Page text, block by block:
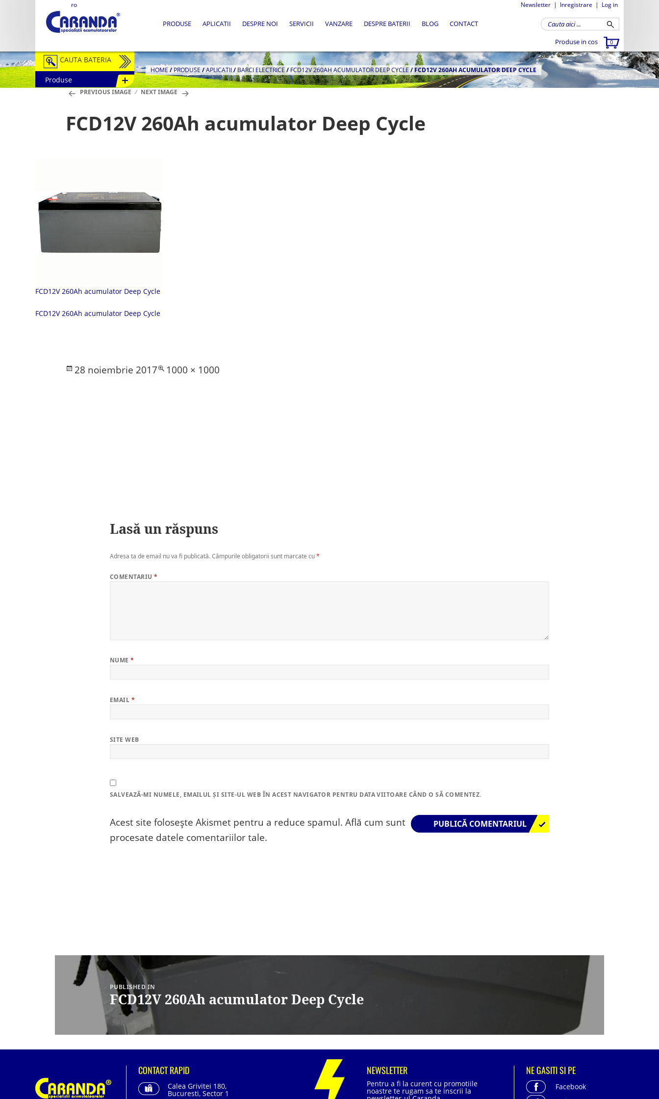
ro Newsletter | Inregistrare | Log in
Produse in cos 0
PRODUSE APLICATII DESPRE NOI SERVICII VANZARE DESPRE BATERII BLOG CONTACT
CAUTA BATERIA
Auto / Moto
Semitractiune
Fotovoltaice
Produse
HOME/PRODUSE /APLICATII/BARCI ELECTRICE/FCD12V 260AH ACUMULATOR DEEP CYCLE/FCD12V 260AH ACUMULATOR DEEP CYCLE
PREVIOUS IMAGE NEXT IMAGE
FCD12V 260Ah acumulator Deep Cycle
FCD12V 260Ah acumulator Deep Cycle
FCD12V 260Ah acumulator Deep Cycle
Posted
28 noiembrie 2017
Full
1000 × 1000
Lasă un răspuns
Adresa ta de email nu va fi publicată.Câmpurile obligatorii sunt marcate cu*
COMENTARIU*
NUME*
EMAIL *
SITE WEB
SALVEAZĂ-MI NUMELE, EMAILUL ȘI SITE-UL WEB ÎN ACEST NAVIGATOR PENTRU DATA VIITOARE CÂND O SĂ COMENTEZ.
Acest site folosește Akismet pentru a reduce spamul. Află cum sunt
procesate datele comentariilor tale.
Navigare
articole
PUBLISHED IN
FCD12V 260Ah acumulator Deep Cycle
CONTACT RAPID
Calea Grivitei 180,
Bucuresti, Sector 1
NEWSLETTER
Pentru a fi la curent cu promotiile
noastre te rugam sa te inscrii la
NE GASITI SI PE
Facebook